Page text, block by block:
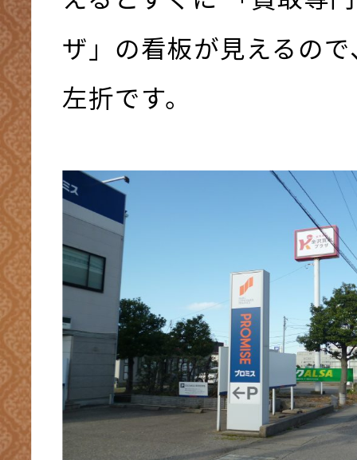
ザ」の看板が見えるの
左折です。